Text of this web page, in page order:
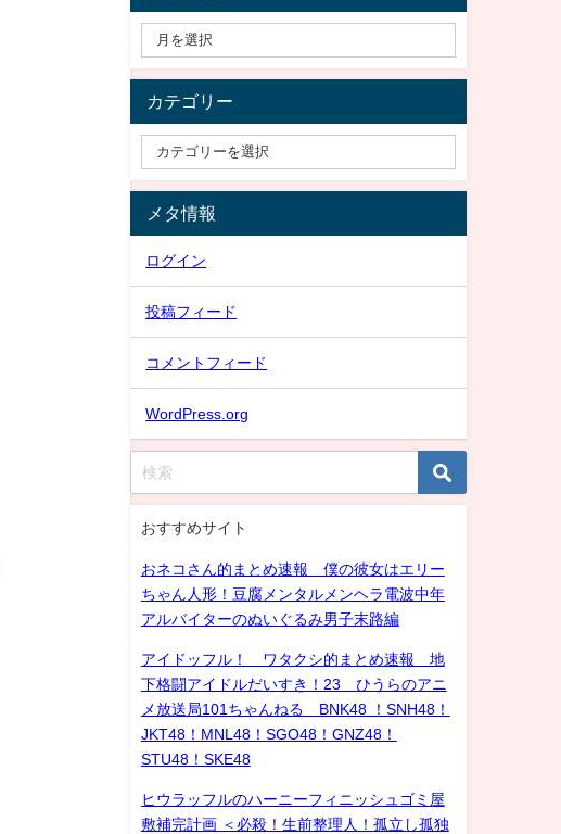
カテゴリー
メタ情報
ログイン
投稿フィード
コメントフィード
WordPress.org
おすすめサイト
おネコさん的まとめ速報 僕の彼女はエリー
ちゃん人形！豆腐メンタルメンヘラ電波中年
アルバイターのぬいぐるみ男子末路編
アイドッフル！ ワタクシ的まとめ速報 地
下格闘アイドルだいすき！23 ひうらのアニ
メ放送局101ちゃんねる BNK48 ！SNH48！
JKT48！MNL48！SGO48！GNZ48！
STU48！SKE48
ヒウラッフルのハーニーフィニッシュゴミ屋
敷補完計画 ＜必殺！生前整理人！孤立し孤独